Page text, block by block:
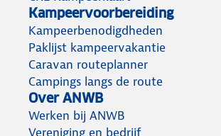
Kampeervoorbereiding
Kampeerbenodigdheden
Paklijst kampeervakantie
Caravan routeplanner
Campings langs de route
Over ANWB
Werken bij ANWB
Vereniging en bedrijf